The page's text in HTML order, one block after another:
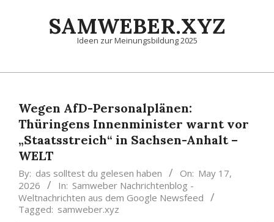
SAMWEBER.XYZ
Ideen zur Meinungsbildung 2025
Primary
MenuWegen AfD-Personalplänen:
Thüringens Innenminister warnt vor
„Staatsstreich“ in Sachsen-Anhalt –
WELT
By: das solltest du gelesen haben On: May 17,
2026
In: Samweber Nachrichtenblog -
Weltnachrichten aus dem Google Newsfeed
Tagged: samweber.xyz